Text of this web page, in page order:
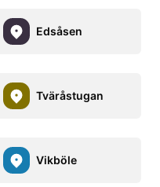
Edsåsen
Tväråstugan
Vikböle